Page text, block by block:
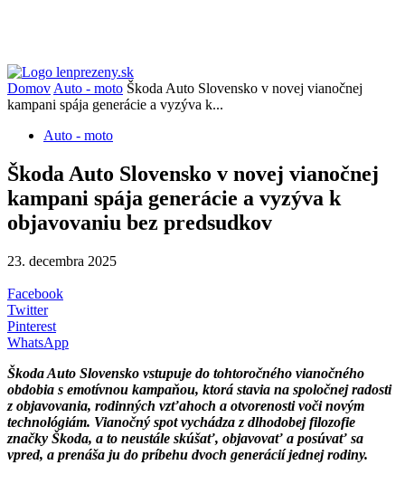
Domov Auto - moto Škoda Auto Slovensko v novej vianočnej
kampani spája generácie a vyzýva k...
Auto - moto
Škoda Auto Slovensko v novej vianočnej
kampani spája generácie a vyzýva k
objavovaniu bez predsudkov
23. decembra 2025
Facebook
Twitter
Pinterest
WhatsApp
Škoda Auto Slovensko vstupuje do tohtoročného vianočného
obdobia s emotívnou kampaňou, ktorá stavia na spoločnej radosti
z objavovania, rodinných vzťahoch a otvorenosti voči novým
technológiám. Vianočný spot vychádza z dlhodobej filozofie
značky Škoda, a to neustále skúšať, objavovať a posúvať sa
vpred, a prenáša ju do príbehu dvoch generácií jednej rodiny.